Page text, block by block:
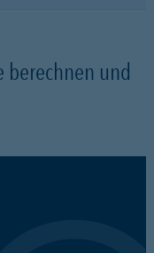
berechnen und